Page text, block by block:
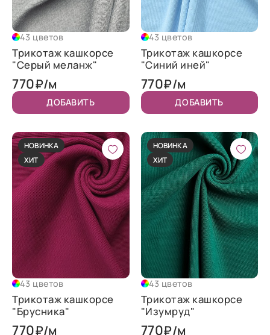
43 цветов
Трикотаж кашкорсе
"Серый меланж"
770₽/м
ДОБАВИТЬ
43 цветов
Трикотаж кашкорсе
"Синий иней"
770₽/м
ДОБАВИТЬ
НОВИНКА
ХИТ
43 цветов
Трикотаж кашкорсе
"Брусника"
770₽/м
НОВИНКА
ХИТ
43 цветов
Трикотаж кашкорсе
"Изумруд"
770₽/м